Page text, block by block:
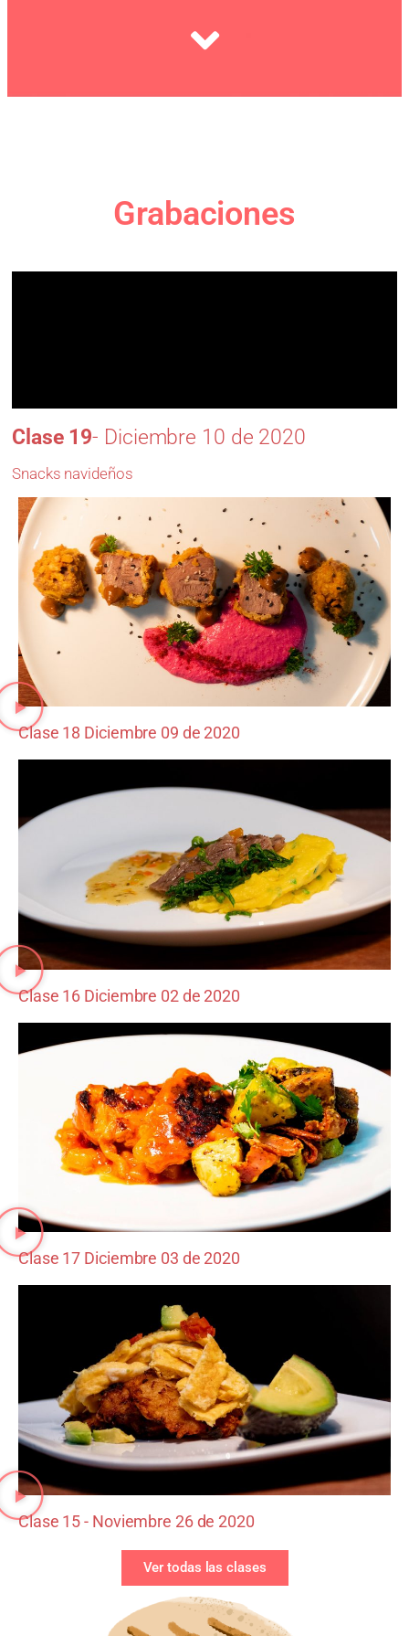
Grabaciones
Clase 19- Diciembre 10 de 2020
Snacks navideños
Clase 18 Diciembre 09 de 2020
Clase 16 Diciembre 02 de 2020
Clase 17 Diciembre 03 de 2020
Clase 15 - Noviembre 26 de 2020
Ver todas las clases